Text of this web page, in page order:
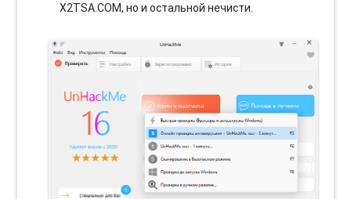
X2TSA.COM, но и остальной нечисти.